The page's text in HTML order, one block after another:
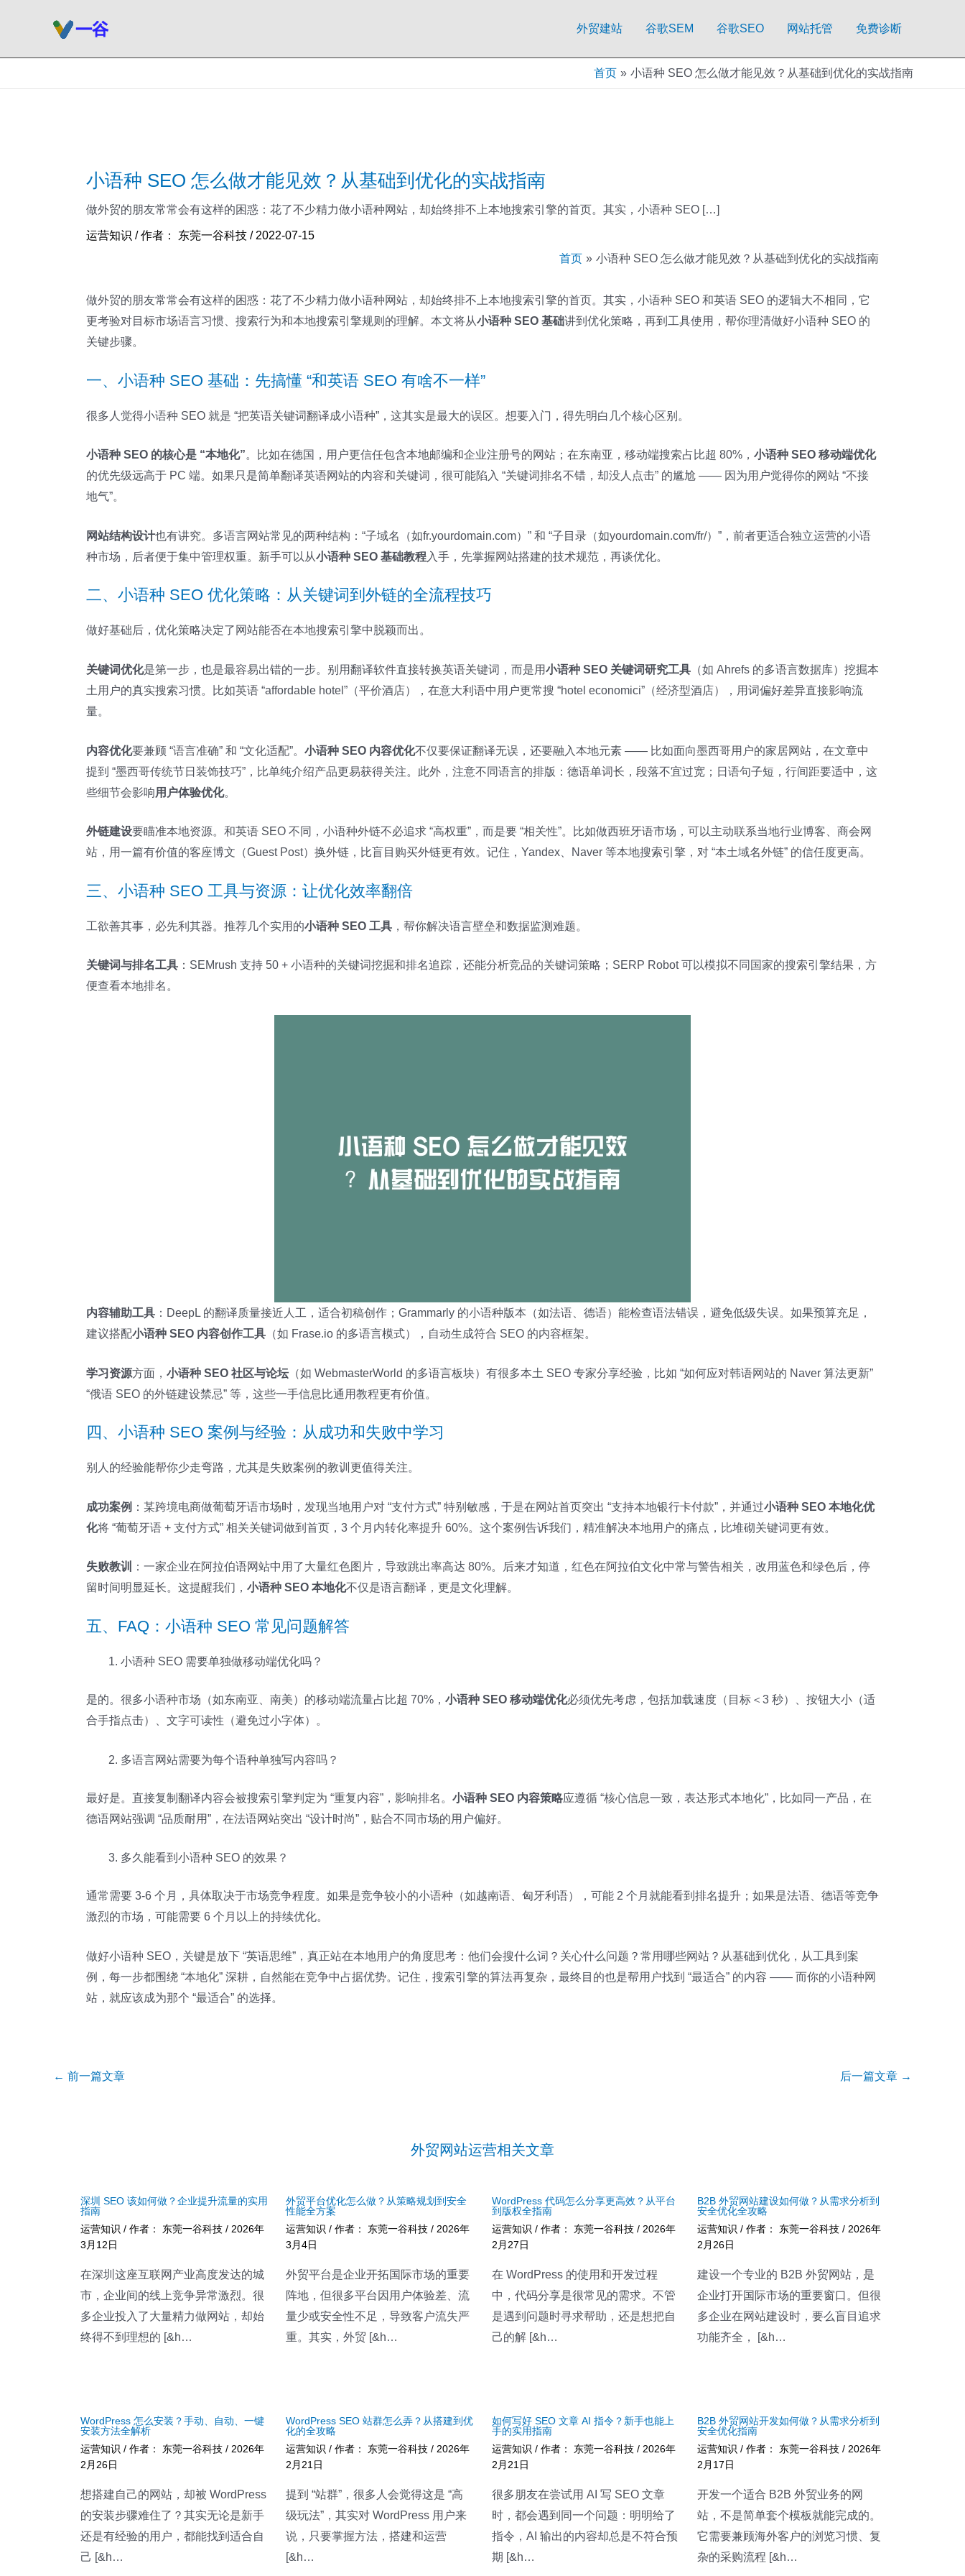
外贸建站 谷歌SEM 谷歌SEO 网站托管 免费诊断
首页 小语种 SEO 怎么做才能见效？从基础到优化的实战指南
小语种 SEO 怎么做才能见效？从基础到优化的实战指南
做外贸的朋友常常会有这样的困惑：花了不少精力做小语种网站，却始终排不上本地搜索引擎的首页。其实，小语种 SEO […]
运营知识 / 作者： 东莞一谷科技 / 2022-07-15
首页
小语种 SEO 怎么做才能见效？从基础到优化的实战指南
做外贸的朋友常常会有这样的困惑：花了不少精力做小语种网站，却始终排不上本地搜索引擎的首页。其实，小语种 SEO 和英语 SEO 的逻辑大不相同，它
更考验对目标市场语言习惯、搜索行为和本地搜索引擎规则的理解。本文将从小语种 SEO 基础讲到优化策略，再到工具使用，帮你理清做好小语种 SEO 的
关键步骤。
一、小语种 SEO 基础：先搞懂 “和英语 SEO 有啥不一样”
很多人觉得小语种 SEO 就是 “把英语关键词翻译成小语种”，这其实是最大的误区。想要入门，得先明白几个核心区别。
小语种 SEO 的核心是 “本地化”。比如在德国，用户更信任包含本地邮编和企业注册号的网站；在东南亚，移动端搜索占比超 80%， 小语种 SEO 移动端优化
的优先级远高于 PC 端。如果只是简单翻译英语网站的内容和关键词，很可能陷入 “关键词排名不错，却没人点击” 的尴尬 —— 因为用户觉得你的网站 “不接
地气”。
网站结构设计也有讲究。多语言网站常见的两种结构：“子域名（如fr.yourdomain.com）” 和 “子目录（如yourdomain.com/fr/）”，前者更适合独立运营的小语
种市场，后者便于集中管理权重。新手可以从小语种 SEO 基础教程入手，先掌握网站搭建的技术规范，再谈优化。
二、小语种 SEO 优化策略：从关键词到外链的全流程技巧
做好基础后，优化策略决定了网站能否在本地搜索引擎中脱颖而出。
关键词优化是第一步，也是最容易出错的一步。别用翻译软件直接转换英语关键词，而是用小语种 SEO 关键词研究工具 （如 Ahrefs 的多语言数据库）挖掘本
土用户的真实搜索习惯。比如英语 “affordable hotel”（平价酒店），在意大利语中用户更常搜 “hotel economici”（经济型酒店），用词偏好差异直接影响流
量。
内容优化要兼顾 “语言准确” 和 “文化适配”。 小语种 SEO 内容优化不仅要保证翻译无误，还要融入本地元素 —— 比如面向墨西哥用户的家居网站，在文章中
提到 “墨西哥传统节日装饰技巧”，比单纯介绍产品更易获得关注。此外，注意不同语言的排版：德语单词长，段落不宜过宽；日语句子短，行间距要适中，这
些细节会影响用户体验优化。
外链建设要瞄准本地资源。和英语 SEO 不同，小语种外链不必追求 “高权重”，而是要 “相关性”。比如做西班牙语市场，可以主动联系当地行业博客、商会网
站，用一篇有价值的客座博文（Guest Post）换外链，比盲目购买外链更有效。记住，Yandex、Naver 等本地搜索引擎，对 “本土域名外链” 的信任度更高。
三、小语种 SEO 工具与资源：让优化效率翻倍
工欲善其事，必先利其器。推荐几个实用的小语种 SEO 工具 ，帮你解决语言壁垒和数据监测难题。
关键词与排名工具 ：SEMrush 支持 50 + 小语种的关键词挖掘和排名追踪，还能分析竞品的关键词策略；SERP Robot 可以模拟不同国家的搜索引擎结果，方
便查看本地排名。
内容辅助工具 ：DeepL 的翻译质量接近人工，适合初稿创作；Grammarly 的小语种版本（如法语、德语）能检查语法错误，避免低级失误。如果预算充足，
建议搭配小语种 SEO 内容创作工具 （如 Frase.io 的多语言模式），自动生成符合 SEO 的内容框架。
学习资源方面， 小语种 SEO 社区与论坛 （如 WebmasterWorld 的多语言板块）有很多本土 SEO 专家分享经验，比如 “如何应对韩语网站的 Naver 算法更新”
“俄语 SEO 的外链建设禁忌” 等，这些一手信息比通用教程更有价值。
四、小语种 SEO 案例与经验：从成功和失败中学习
别人的经验能帮你少走弯路，尤其是失败案例的教训更值得关注。
成功案例 ：某跨境电商做葡萄牙语市场时，发现当地用户对 “支付方式” 特别敏感，于是在网站首页突出 “支持本地银行卡付款”，并通过小语种 SEO 本地化优
化将 “葡萄牙语 + 支付方式” 相关关键词做到首页，3 个月内转化率提升 60%。这个案例告诉我们，精准解决本地用户的痛点，比堆砌关键词更有效。
失败教训
：一家企业在阿拉伯语网站中用了大量红色图片，导致跳出率高达 80%。后来才知道，红色在阿拉伯文化中常与警告相关，改用蓝色和绿色后，停
留时间明显延长。这提醒我们， 小语种 SEO 本地化不仅是语言翻译，更是文化理解。
五、FAQ：小语种 SEO 常见问题解答
小语种 SEO 需要单独做移动端优化吗？
是的。很多小语种市场（如东南亚、南美）的移动端流量占比超 70%， 小语种 SEO 移动端优化必须优先考虑，包括加载速度（目标＜3 秒）、按钮大小（适
合手指点击）、文字可读性（避免过小字体）。
多语言网站需要为每个语种单独写内容吗？
最好是。直接复制翻译内容会被搜索引擎判定为 “重复内容”，影响排名。 小语种 SEO 内容策略应遵循 “核心信息一致，表达形式本地化”，比如同一产品，在
德语网站强调 “品质耐用”，在法语网站突出 “设计时尚”，贴合不同市场的用户偏好。
多久能看到小语种 SEO 的效果？
通常需要 3-6 个月，具体取决于市场竞争程度。如果是竞争较小的小语种（如越南语、匈牙利语），可能 2 个月就能看到排名提升；如果是法语、德语等竞争
激烈的市场，可能需要 6 个月以上的持续优化。
做好小语种 SEO，关键是放下 “英语思维”，真正站在本地用户的角度思考：他们会搜什么词？关心什么问题？常用哪些网站？从基础到优化，从工具到案
例，每一步都围绕 “本地化” 深耕，自然能在竞争中占据优势。记住，搜索引擎的算法再复杂，最终目的也是帮用户找到 “最适合” 的内容 —— 而你的小语种网
站，就应该成为那个 “最适合” 的选择。
Post
← 前一篇文章 后一篇文章 →
外贸网站运营相关文章
深圳 SEO 该如何做？企业提升流量的实用
指南
运营知识 / 作者： 东莞一谷科技 / 2026年
3月12日
在深圳这座互联网产业高度发达的城
市，企业间的线上竞争异常激烈。很
多企业投入了大量精力做网站，却始
终得不到理想的 [&h…
外贸平台优化怎么做？从策略规划到安全
性能全方案
运营知识 / 作者： 东莞一谷科技/ 2026年
3月4日
外贸平台是企业开拓国际市场的重要
阵地，但很多平台因用户体验差、流
量少或安全性不足，导致客户流失严
重。其实，外贸 [&h…
WordPress 代码怎么分享更高效？从平台
到版权全指南
运营知识 / 作者： 东莞一谷科技 / 2026年
2月27日
在 WordPress 的使用和开发过程
中，代码分享是很常见的需求。不管
是遇到问题时寻求帮助，还是想把自
己的解 [&h…
B2B 外贸网站建设如何做？从需求分析到
安全优化全攻略
运营知识 / 作者： 东莞一谷科技 / 2026年
2月26日
建设一个专业的 B2B 外贸网站，是
企业打开国际市场的重要窗口。但很
多企业在网站建设时，要么盲目追求
功能齐全， [&h…
WordPress 怎么安装？手动、自动、一键
安装方法全解析
运营知识 / 作者： 东莞一谷科技 / 2026年
2月26日
想搭建自己的网站，却被 WordPress
的安装步骤难住了？其实无论是新手
还是有经验的用户，都能找到适合自
己 [&h…
WordPress SEO 站群怎么弄？从搭建到优
化的全攻略
运营知识 / 作者： 东莞一谷科技/2026年
2月21日
提到 “站群”，很多人会觉得这是 “高
级玩法”，其实对 WordPress 用户来
说，只要掌握方法，搭建和运营
[&h…
如何写好 SEO 文章 AI 指令？新手也能上
手的实用指南
运营知识 / 作者： 东莞一谷科技 / 2026年
2月21日
很多朋友在尝试用 AI 写 SEO 文章
时，都会遇到同一个问题：明明给了
指令，AI 输出的内容却总是不符合预
期 [&h…
B2B 外贸网站开发如何做？从需求分析到
安全优化指南
运营知识 / 作者： 东莞一谷科技 / 2026年
2月17日
开发一个适合 B2B 外贸业务的网
站，不是简单套个模板就能完成的。
它需要兼顾海外客户的浏览习惯、复
杂的采购流程 [&h…